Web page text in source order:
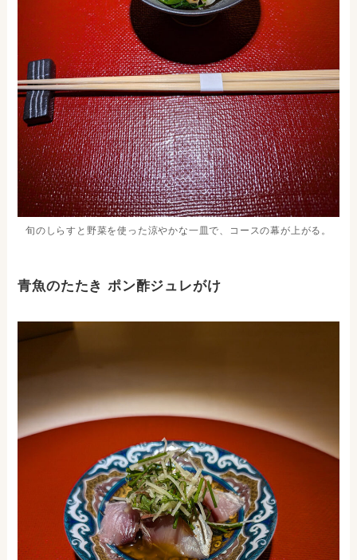
旬のしらすと野菜を使った涼やかな一皿で、コースの幕が上がる。
青魚のたたき ポン酢ジュレがけ